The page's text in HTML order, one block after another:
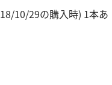
10/29の購入時) 1本あ